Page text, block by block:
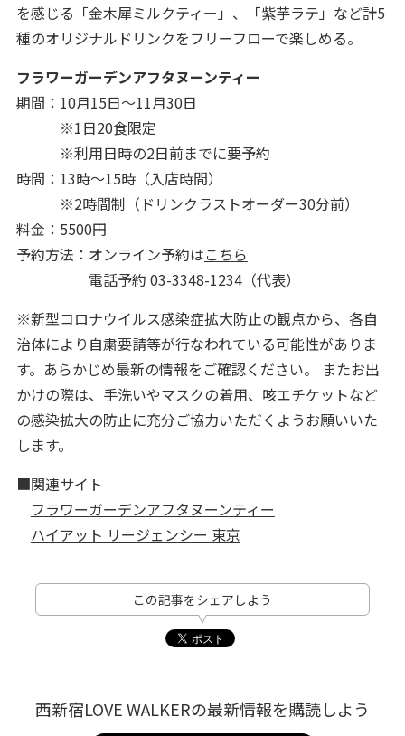
を感じる「金木犀ミルクティー」、「紫芋ラテ」など計5
種のオリジナルドリンクをフリーフローで楽しめる。
フラワーガーデンアフタヌーンティー
期間：10月15日～11月30日
※1日20食限定
※利用日時の2日前までに要予約
時間：13時～15時（入店時間）
※2時間制（ドリンクラストオーダー30分前）
料金：5500円
予約方法：オンライン予約はこちら
電話予約 03-3348-1234（代表）
※新型コロナウイルス感染症拡大防止の観点から、各自
治体により自粛要請等が行なわれている可能性がありま
す。あらかじめ最新の情報をご確認ください。 またお出
かけの際は、手洗いやマスクの着用、咳エチケットなど
の感染拡大の防止に充分ご協力いただくようお願いいた
します。
■関連サイト
フラワーガーデンアフタヌーンティー
ハイアット リージェンシー 東京
この記事をシェアしよう
西新宿LOVE WALKERの最新情報を購読しよう